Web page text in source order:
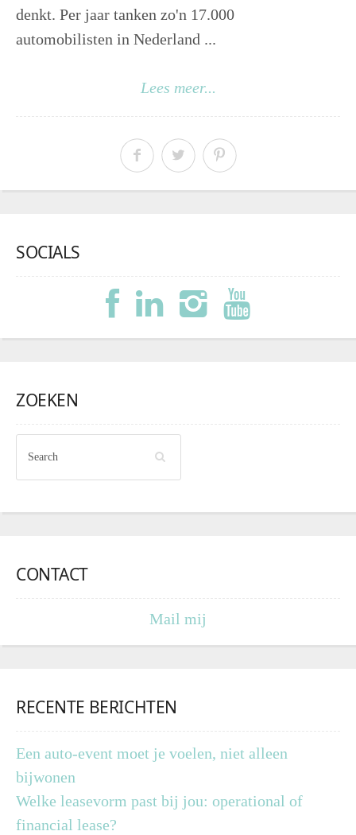
denkt. Per jaar tanken zo'n 17.000
automobilisten in Nederland ...
Lees meer...
SOCIALS
ZOEKEN
CONTACT
Mail mij
RECENTE BERICHTEN
Een auto-event moet je voelen, niet alleen
bijwonen
Welke leasevorm past bij jou: operational of
financial lease?